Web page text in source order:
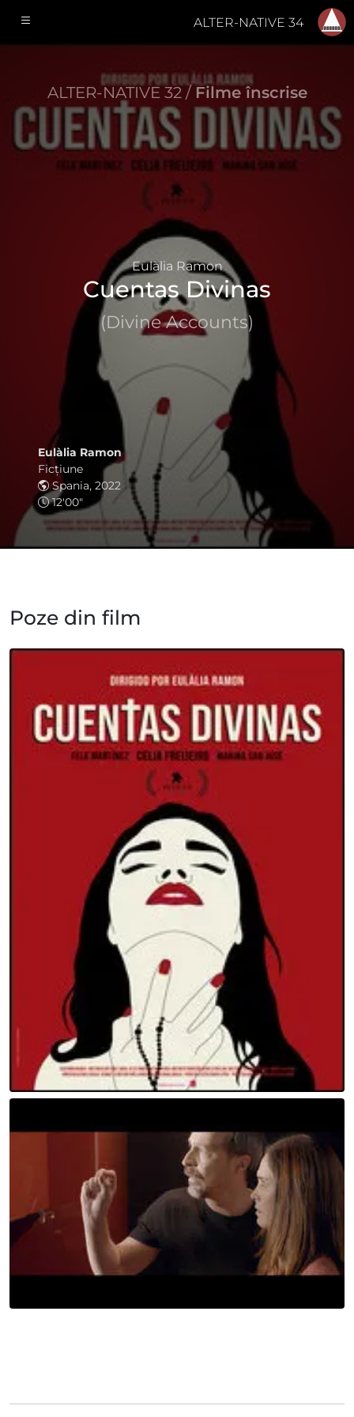
ALTER-NATIVE 34
ALTER-NATIVE 32 / Filme înscrise
Eulàlia Ramon
Cuentas Divinas
(Divine Accounts)
Eulàlia Ramon
Ficţiune
Spania, 2022
12'00"
Poze din film